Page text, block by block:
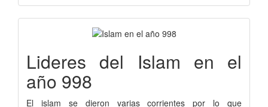
Lideres del Islam en el
año 998
El islam se dieron varias corrientes por lo que